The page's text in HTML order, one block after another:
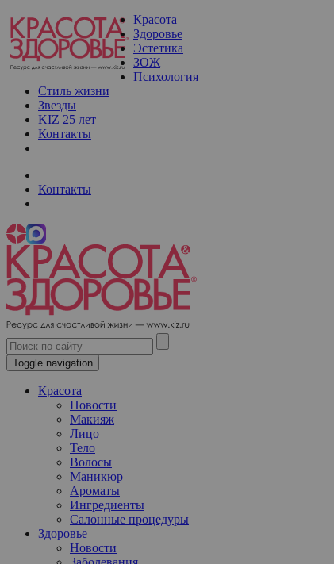
Красота
Здоровье
Эстетика
ЗОЖ
Психология
Стиль жизни
Звезды
KIZ 25 лет
Контакты
Контакты
Toggle navigation
Красота
Новости
Макияж
Лицо
Тело
Волосы
Маникюр
Ароматы
Ингредиенты
Салонные процедуры
Здоровье
Новости